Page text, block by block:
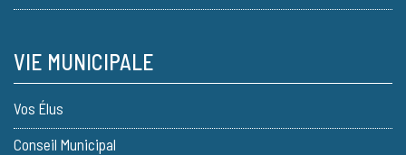
VIE MUNICIPALE
Vos Élus
Conseil Municipal